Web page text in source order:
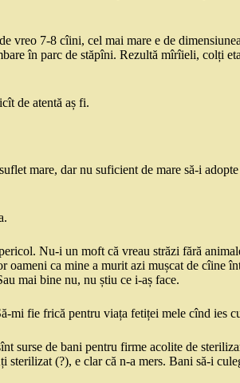
vreo 7-8 cîini, cel mai mare e de
în parc de stăpîni. Rezultă mîrîieli, colți
de atentă aș fi.
mare, dar nu suficient de mare să-i
Nu-i un moft că vreau străzi fără
oameni ca mine a murit azi mușcat de cîine
mai bine nu, nu știu ce i-aș face.
mi fie frică pentru viața fetiței mele cînd ies
surse de bani pentru firme acolite de
sterilizat (?), e clar că n-a mers. Bani să-i